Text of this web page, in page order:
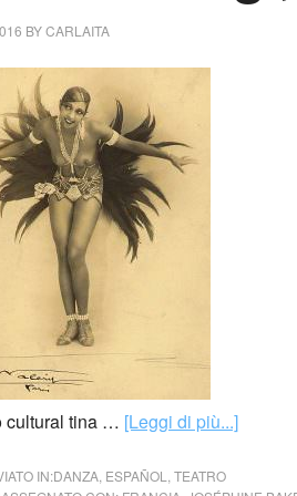
BYCARLAITA
cultural tina … [Leggi di più...]
IN:DANZA ESPAÑOL
TEATRO